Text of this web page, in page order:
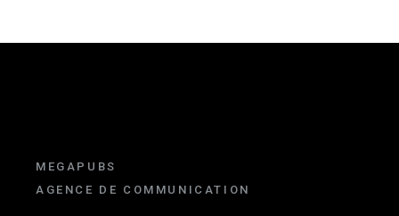
MEGAPUBS
AGENCE DE COMMUNICATION